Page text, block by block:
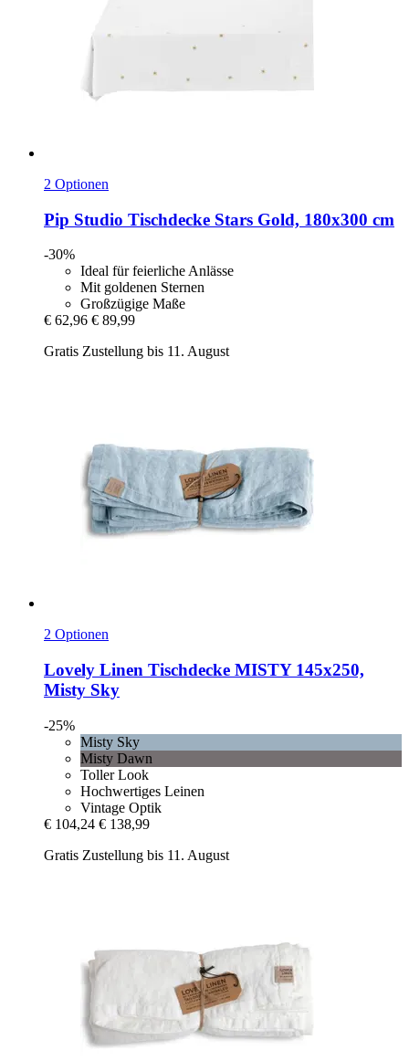
2 Optionen
Pip Studio Tischdecke Stars Gold, 180x300 cm
-30%
Ideal für feierliche Anlässe
Mit goldenen Sternen
Großzügige Maße
€ 62,96 € 89,99
Gratis Zustellung bis 11. August
2 Optionen
Lovely Linen Tischdecke MISTY 145x250,
Misty Sky
-25%
Misty Sky
Misty Dawn
Toller Look
Hochwertiges Leinen
Vintage Optik
€ 104,24 € 138,99
Gratis Zustellung bis 11. August